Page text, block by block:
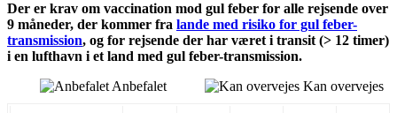
Der er krav om vaccination mod gul feber for alle rejsende over
9 måneder, der kommer fra lande med risiko for gul feber-
transmission, og for rejsende der har været i transit (> 12 timer)
i en lufthavn i et land med gul feber-transmission.
Anbefalet
Kan overvejes